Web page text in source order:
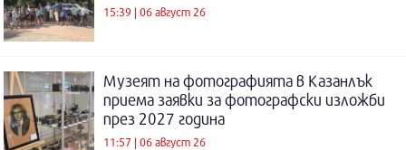
15:39 | 06 август 26
Музеят на фотографията в Казанлък
приема заявки за фотографски изложби
през 2027 година
11:57 | 06 август 26